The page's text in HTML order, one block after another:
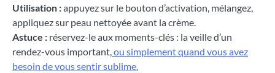
Utilisation :appuyez sur le bouton d’activation, mélangez,
appliquez sur peau nettoyée avant la crème.
Astuce : réservez-le aux moments-clés : la veille d’un
rendez-vous important,ou simplement quand vous avez
besoin de vous sentir sublime.